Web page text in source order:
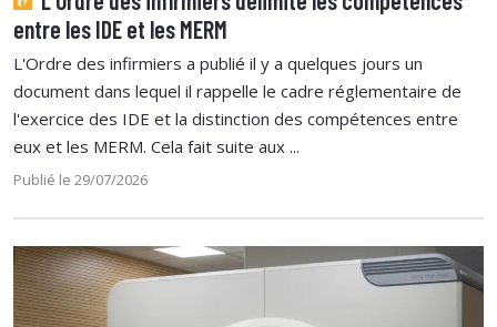
entre les IDE et les MERM
L'Ordre des infirmiers a publié il y a quelques jours un
document dans lequel il rappelle le cadre réglementaire de
l'exercice des IDE et la distinction des compétences entre
eux et les MERM. Cela fait suite aux ...
Publié le 29/07/2026